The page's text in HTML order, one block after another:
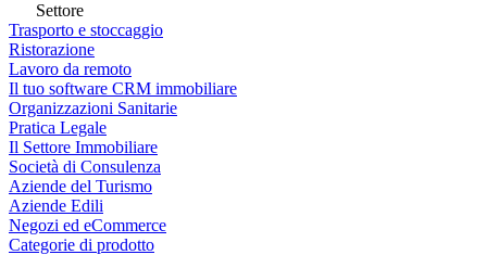
Settore
Trasporto e stoccaggio
Ristorazione
Lavoro da remoto
Il tuo software CRM immobiliare
Organizzazioni Sanitarie
Pratica Legale
Il Settore Immobiliare
Società di Consulenza
Aziende del Turismo
Aziende Edili
Negozi ed eCommerce
Categorie di prodotto